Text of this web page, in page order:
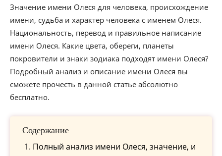
Значение имени Олеся для человека, происхождение
имени, судьба и характер человека с именем Олеся.
Национальность, перевод и правильное написание
имени Олеся. Какие цвета, обереги, планеты
покровители и знаки зодиака подходят имени Олеся?
Подробный анализ и описание имени Олеся вы
сможете прочесть в данной статье абсолютно
бесплатно.
Содержание
Полный анализ имени Олеся, значение, и